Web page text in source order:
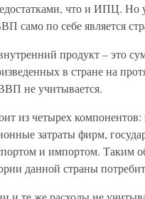
что и ИПЦ. Но
само по себе является
продукт – это
в стране на
не учитывается.
из четырех компонентов:
затраты фирм,
и импортом. Таким
данной страны